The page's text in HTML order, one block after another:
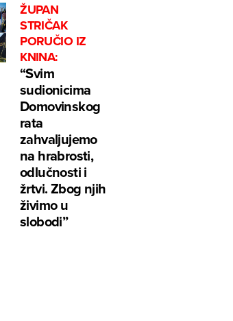
ŽUPAN
STRIČAK
PORUČIO IZ
KNINA:
“Svim
sudionicima
Domovinskog
rata
zahvaljujemo
na hrabrosti,
odlučnosti i
žrtvi. Zbog njih
živimo u
slobodi”